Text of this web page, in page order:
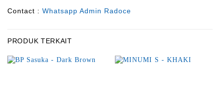
Contact : Whatsapp Admin Radoce
PRODUK TERKAIT